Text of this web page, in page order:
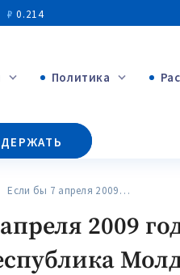
₽ 0.214
+144
Политика
бы 7 апреля 2009…
2009